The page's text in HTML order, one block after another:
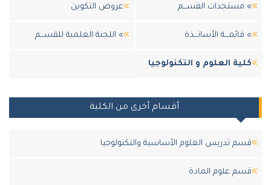
» مستجدات القســـم عروض التكوين
» قائمـــة الأساتـــذة » اللجنة العلمية للقســـم
كلية العلوم و التكنولوجيا
أقسام أخرى من الكلية
قسم تدريس العلوم الأساسية والتكنولوجيا
قسم علوم المادة